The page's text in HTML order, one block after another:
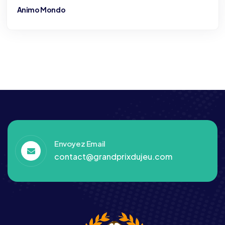
Animo Mondo
Envoyez Email
contact@grandprixdujeu.com